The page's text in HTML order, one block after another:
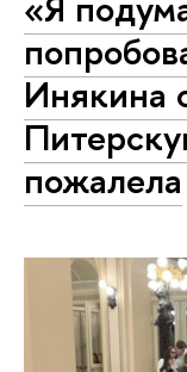
Инякина
пожалела